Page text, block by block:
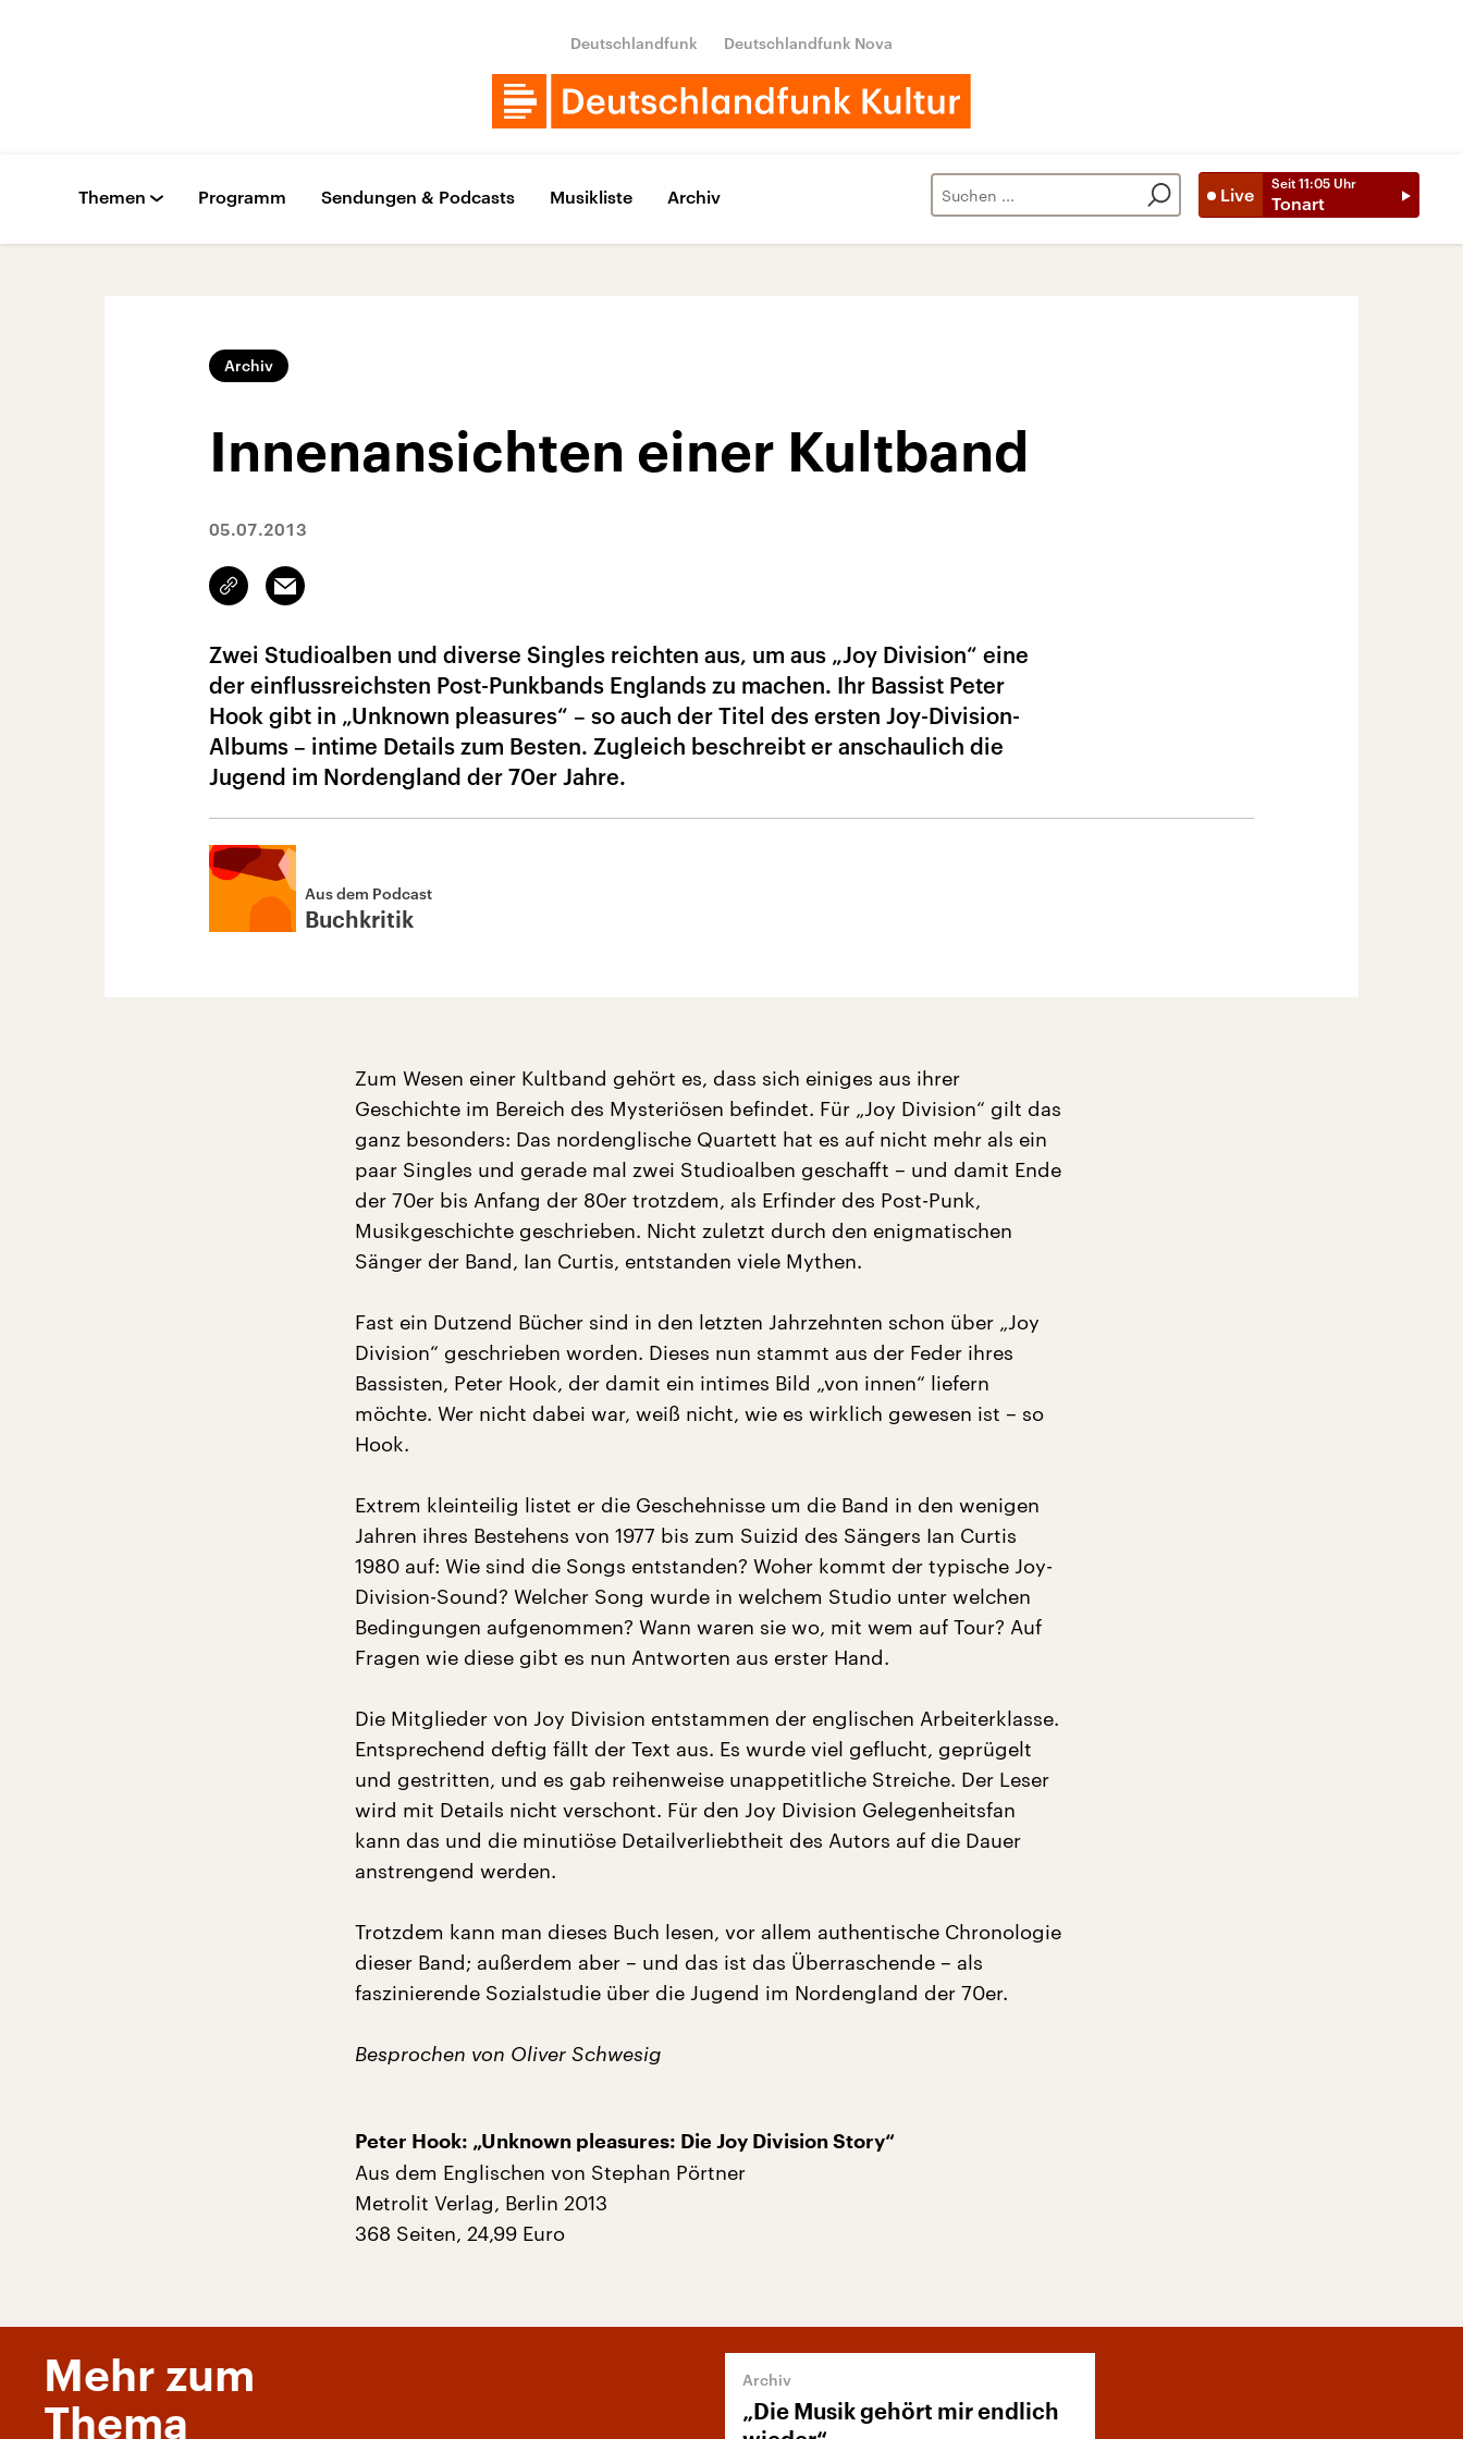
Deutschlandfunk Deutschlandfunk Nova
Live
Seit 11:05 Uhr
Tonart
Themen Programm Sendungen & Podcasts Musikliste Archiv
Archiv
Innenansichten einer Kultband
05.07.2013
Link
kopieren/teilen
Email
Zwei Studioalben und diverse Singles reichten aus, um aus „Joy Division“ eine
der einflussreichsten Post-Punkbands Englands zu machen. Ihr Bassist Peter
Hook gibt in „Unknown pleasures“ – so auch der Titel des ersten Joy-Division-
Albums – intime Details zum Besten. Zugleich beschreibt er anschaulich die
Jugend im Nordengland der 70er Jahre.
Aus dem Podcast
Buchkritik
Zum Wesen einer Kultband gehört es, dass sich einiges aus ihrer
Geschichte im Bereich des Mysteriösen befindet. Für „Joy Division“ gilt das
ganz besonders: Das nordenglische Quartett hat es auf nicht mehr als ein
paar Singles und gerade mal zwei Studioalben geschafft – und damit Ende
der 70er bis Anfang der 80er trotzdem, als Erfinder des Post-Punk,
Musikgeschichte geschrieben. Nicht zuletzt durch den enigmatischen
Sänger der Band, Ian Curtis, entstanden viele Mythen.
Fast ein Dutzend Bücher sind in den letzten Jahrzehnten schon über „Joy
Division“ geschrieben worden. Dieses nun stammt aus der Feder ihres
Bassisten, Peter Hook, der damit ein intimes Bild „von innen“ liefern
möchte. Wer nicht dabei war, weiß nicht, wie es wirklich gewesen ist – so
Hook.
Extrem kleinteilig listet er die Geschehnisse um die Band in den wenigen
Jahren ihres Bestehens von 1977 bis zum Suizid des Sängers Ian Curtis
1980 auf: Wie sind die Songs entstanden? Woher kommt der typische Joy-
Division-Sound? Welcher Song wurde in welchem Studio unter welchen
Bedingungen aufgenommen? Wann waren sie wo, mit wem auf Tour? Auf
Fragen wie diese gibt es nun Antworten aus erster Hand.
Die Mitglieder von Joy Division entstammen der englischen Arbeiterklasse.
Entsprechend deftig fällt der Text aus. Es wurde viel geflucht, geprügelt
und gestritten, und es gab reihenweise unappetitliche Streiche. Der Leser
wird mit Details nicht verschont. Für den Joy Division Gelegenheitsfan
kann das und die minutiöse Detailverliebtheit des Autors auf die Dauer
anstrengend werden.
Trotzdem kann man dieses Buch lesen, vor allem authentische Chronologie
dieser Band; außerdem aber – und das ist das Überraschende – als
faszinierende Sozialstudie über die Jugend im Nordengland der 70er.
Besprochen von Oliver Schwesig
Peter Hook: „Unknown pleasures: Die Joy Division Story“
Aus dem Englischen von Stephan Pörtner
Metrolit Verlag, Berlin 2013
368 Seiten, 24,99 Euro
Mehr zum
Thema
„Die Musik gehört mir endlich